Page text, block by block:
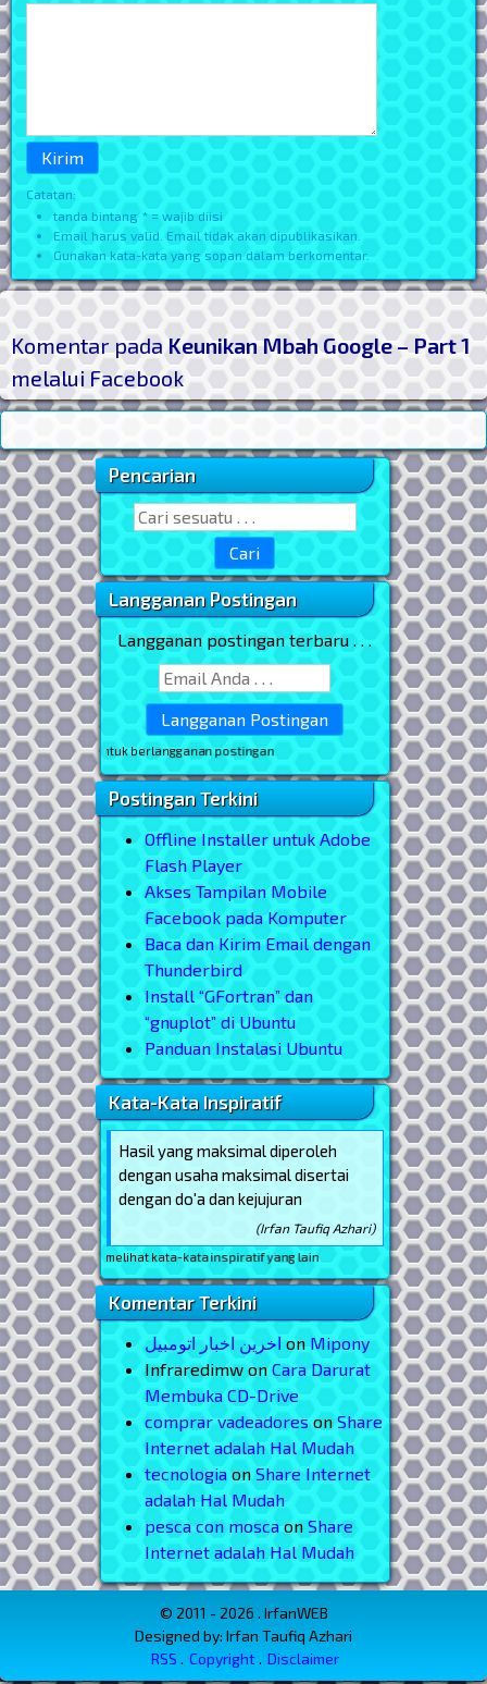
Catatan:
tanda bintang * = wajib diisi
Email harus valid. Email tidak akan dipublikasikan.
Gunakan kata-kata yang sopan dalam berkomentar.
Komentar pada Keunikan Mbah Google – Part 1
melalui Facebook
Sidebar Utama
Pencarian
Search for:
Langganan Postingan
Langganan postingan terbaru . . .
Anda untuk berlangganan postingan
Postingan Terkini
Offline Installer untuk Adobe
Flash Player
Akses Tampilan Mobile
Facebook pada Komputer
Baca dan Kirim Email dengan
Thunderbird
Install “GFortran” dan
“gnuplot” di Ubuntu
Panduan Instalasi Ubuntu
Kata-Kata Inspiratif
Hasil yang maksimal diperoleh
dengan usaha maksimal disertai
dengan do'a dan kejujuran
(Irfan Taufiq Azhari)
untuk melihat kata-kata inspiratif yang lain
Komentar Terkini
اخرین اخبار اتومبیل on Mipony
Infraredimwon Cara Darurat
Membuka CD-Drive
comprar vadeadoreson Share
Internet adalah Hal Mudah
tecnologiaon Share Internet
adalah Hal Mudah
pesca con mosca on Share
Internet adalah Hal Mudah
© 2011 - 2026 . IrfanWEB
Designed by: Irfan Taufiq Azhari
Menu Footer
RSS Copyright Disclaimer